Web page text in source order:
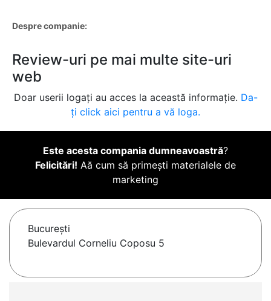
Despre companie:
Review-uri pe mai multe site-uri
web
Doar userii logați au acces la această informație. Da-
ți click aici pentru a vă loga.
Este acesta compania dumneavoastră?
Felicitări! Aă cum să primești materialele de
marketing
Bucureşti
Bulevardul Corneliu Coposu 5